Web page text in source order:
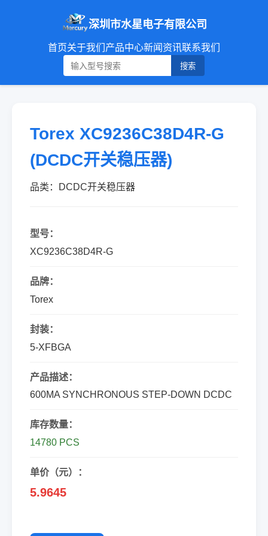
深圳市水星电子有限公司
首页关于我们 产品中心新闻资讯联系我们
搜索
Torex XC9236C38D4R-G
(DCDC开关稳压器)
品类：DCDC开关稳压器
型号：
XC9236C38D4R-G
品牌：
Torex
封装：
5-XFBGA
产品描述：
600MA SYNCHRONOUS STEP-DOWN DCDC
库存数量：
14780 PCS
单价（元）：
5.9645